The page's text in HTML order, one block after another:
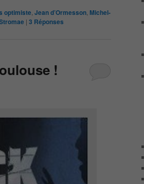
optimiste, Jean d’Ormesson, Michel-
| 3 Réponses
!